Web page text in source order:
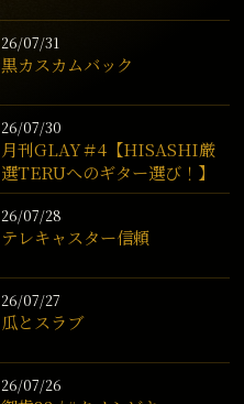
26/07/31
黒カスカムバック
26/07/30
月刊GLAY＃4【HISASHI厳
選TERUへのギター選び！】
26/07/28
テレキャスター信頼
26/07/27
瓜とスラブ
26/07/26